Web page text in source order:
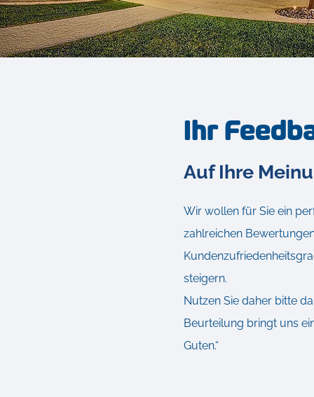
Ihr
Auf Ihre
Wir wollen für Sie ein
zahlreichen
steigern.
Nutzen Sie daher bitte
Beurteilung bringt uns
Guten.“